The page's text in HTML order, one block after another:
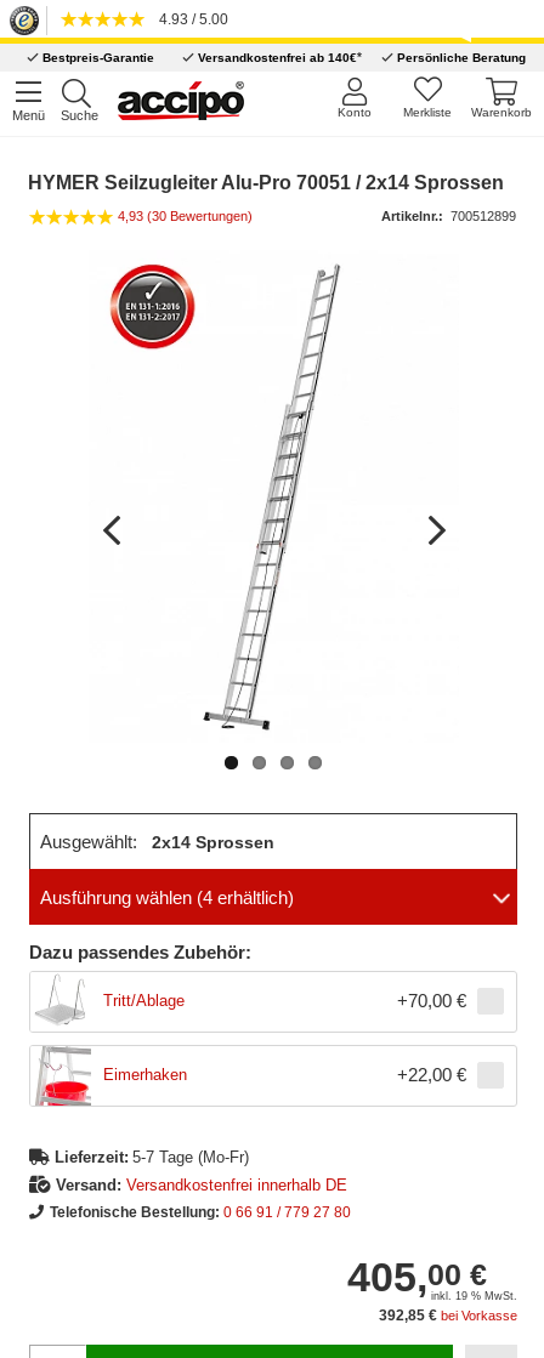
4.93 / 5.00
Bestpreis-Garantie Versandkostenfrei ab 140€* Persönliche Beratung
Menü Suche Warenkorb
Merkliste
Konto
HYMER Seilzugleiter Alu-Pro 70051 / 2x14 Sprossen
4,93 (30 Bewertungen) Artikelnr.: 700512899
Ausgewählt: 2x14 Sprossen
Ausführung wählen (4 erhältlich)
Dazu passendes Zubehör:
Tritt/Ablage +70,00 €
Eimerhaken +22,00 €
Lieferzeit: 5-7 Tage (Mo-Fr)
Versand: Versandkostenfrei innerhalb DE
Telefonische Bestellung: 0 66 91 / 779 27 80
405,00 €
inkl. 19 % MwSt.
392,85 € bei Vorkasse